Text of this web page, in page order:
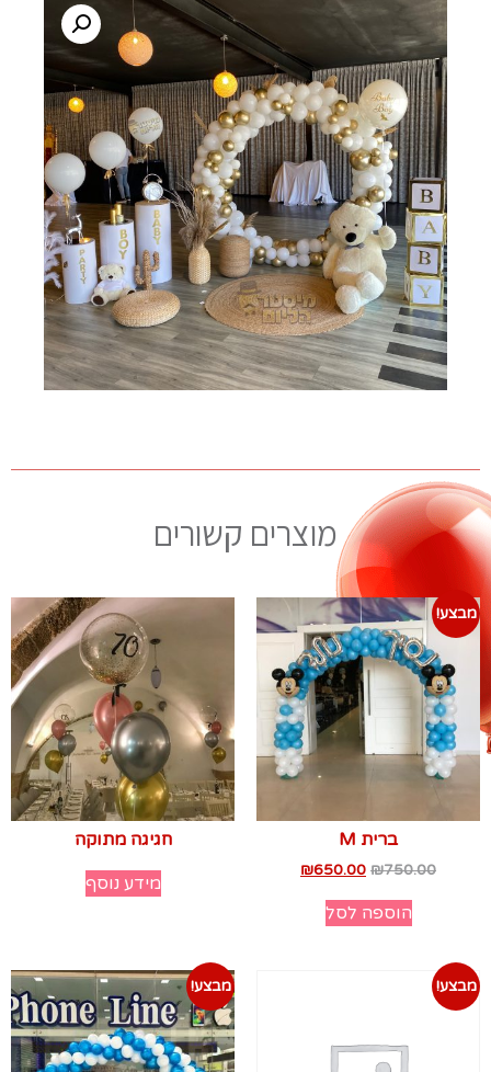
מוצרים קשורים
מבצע!
ברית M
₪750.00
₪650.00
הוספה לסל
חגיגה מתוקה
מידע נוסף
מבצע! מבצע!